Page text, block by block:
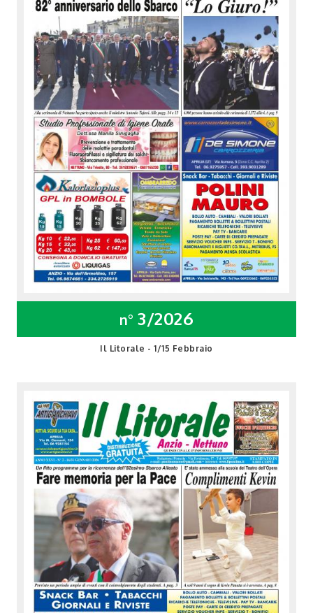
n°3/2026
Il Litorale - 1/15 Febbraio